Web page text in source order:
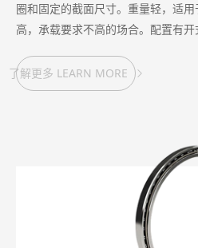
圈和固定的截面尺寸。重量轻，适
高，承载要求不高的场合。配置有开
了解更多 LEARN MORE